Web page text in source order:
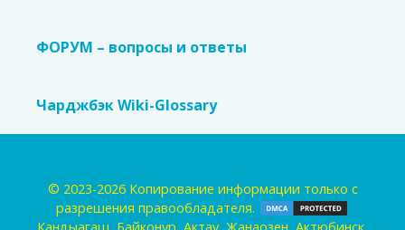
ФОРУМ – вопросы и ответы
Чарджбэк Wiki-Glossary
© 2023-2026 Копирование информации только с
разрешения правообладателя.
Кандыагаш, Байконур, Актау, Жанаозен, Актюбинск,